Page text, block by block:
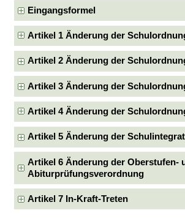
Eingangsformel
Artikel 1 Änderung der
Artikel 2 Änderung der
Artikel 3 Änderung der
Artikel 4 Änderung der
Artikel 5 Änderung der
Artikel 6 Änderung der Oberstufen-
Abiturprüfungsverordnung
Artikel 7 In-Kraft-Treten